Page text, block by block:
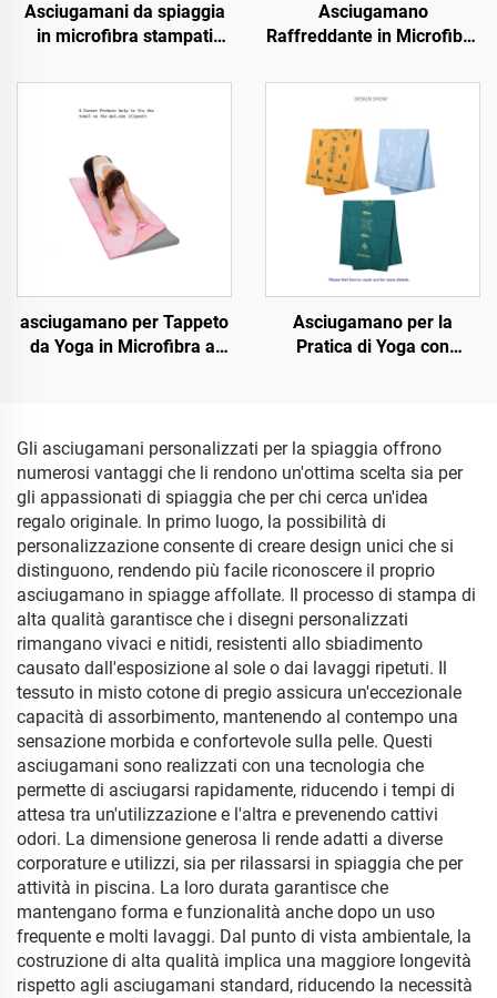
Asciugamani da spiaggia
in microfibra stampati
Asciugamano
Raffreddante in Microfibra
asciugamano per Tappeto
da Yoga in Microfibra al
Asciugamano per la
Pratica di Yoga con
Gli asciugamani personalizzati per la spiaggia offrono
numerosi vantaggi che li rendono un'ottima scelta sia per
gli appassionati di spiaggia che per chi cerca un'idea
regalo originale. In primo luogo, la possibilità di
personalizzazione consente di creare design unici che si
distinguono, rendendo più facile riconoscere il proprio
asciugamano in spiagge affollate. Il processo di stampa di
alta qualità garantisce che i disegni personalizzati
rimangano vivaci e nitidi, resistenti allo sbiadimento
causato dall'esposizione al sole o dai lavaggi ripetuti. Il
tessuto in misto cotone di pregio assicura un'eccezionale
capacità di assorbimento, mantenendo al contempo una
sensazione morbida e confortevole sulla pelle. Questi
asciugamani sono realizzati con una tecnologia che
permette di asciugarsi rapidamente, riducendo i tempi di
attesa tra un'utilizzazione e l'altra e prevenendo cattivi
odori. La dimensione generosa li rende adatti a diverse
corporature e utilizzi, sia per rilassarsi in spiaggia che per
attività in piscina. La loro durata garantisce che
mantengano forma e funzionalità anche dopo un uso
frequente e molti lavaggi. Dal punto di vista ambientale, la
costruzione di alta qualità implica una maggiore longevità
rispetto agli asciugamani standard, riducendo la necessità